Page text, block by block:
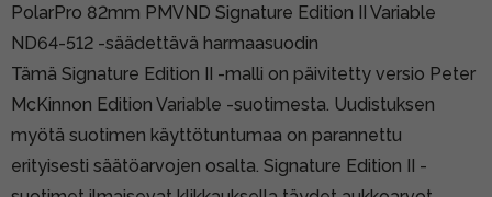
PolarPro 82mm PMVND Signature Edition II Variable
ND64-512 -säädettävä harmaasuodin
Tämä Signature Edition II -malli on päivitetty versio Peter
McKinnon Edition Variable -suotimesta. Uudistuksen
myötä suotimen käyttötuntumaa on parannettu
erityisesti säätöarvojen osalta. Signature Edition II -